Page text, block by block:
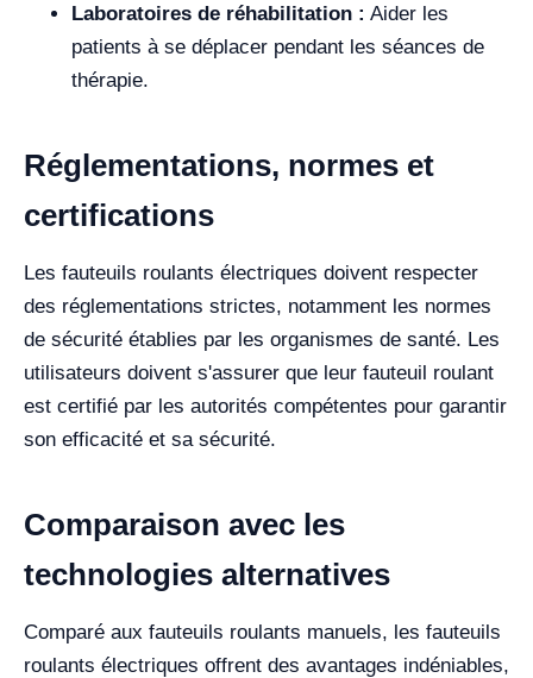
Laboratoires de réhabilitation : Aider les
patients à se déplacer pendant les séances de
thérapie.
Réglementations, normes et
certifications
Les fauteuils roulants électriques doivent respecter
des réglementations strictes, notamment les normes
de sécurité établies par les organismes de santé. Les
utilisateurs doivent s'assurer que leur fauteuil roulant
est certifié par les autorités compétentes pour garantir
son efficacité et sa sécurité.
Comparaison avec les
technologies alternatives
Comparé aux fauteuils roulants manuels, les fauteuils
roulants électriques offrent des avantages indéniables,